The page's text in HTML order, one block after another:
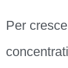
Per